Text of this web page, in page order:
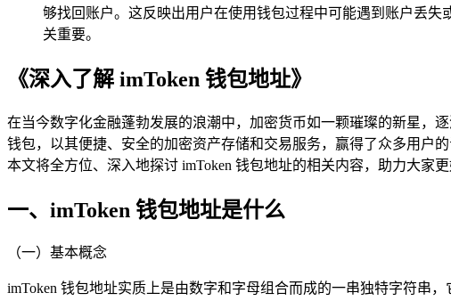
够找回账户。这反映出用户在使用钱包过程中可能遇到账户丢
关重要。
《深入了解 imToken 钱包地址》
在当今数字化金融蓬勃发展的浪潮中，加密货币如一颗璀璨的新星，
钱包，以其便捷、安全的加密资产存储和交易服务，赢得了众多用户
本文将全方位、深入地探讨 imToken 钱包地址的相关内容，助力大家
一、imToken 钱包地址是什么
（一）基本概念
imToken 钱包地址实质上是由数字和字母组合而成的一串独特字符串